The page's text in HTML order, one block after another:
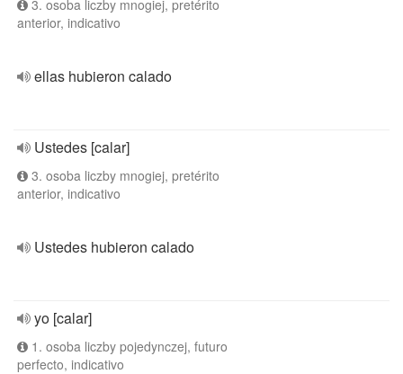
3. osoba liczby mnogiej, pretérito
anterior, indicativo
ellas hubieron calado
Ustedes [calar]
3. osoba liczby mnogiej, pretérito
anterior, indicativo
Ustedes hubieron calado
yo [calar]
1. osoba liczby pojedynczej, futuro
perfecto, indicativo